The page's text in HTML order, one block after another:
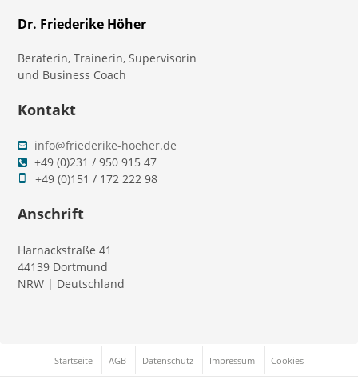
Dr. Friederike Höher
Beraterin, Trainerin, Supervisorin
und Business Coach
Kontakt
info@friederike-hoeher.de
+49 (0)231 / 950 915 47
+49 (0)151 / 172 222 98
Anschrift
Harnackstraße 41
44139 Dortmund
NRW | Deutschland
Startseite AGB Datenschutz Impressum Cookies